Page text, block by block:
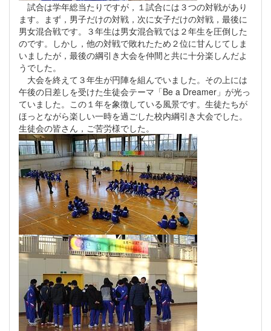
試合は学年総当たりですが，１試合には３つの対戦があり
ます。まず，男子だけの対戦，次に女子だけの対戦，最後に
男女混合戦です。３年生は男女混合戦では２年生を圧倒した
のです。しかし，他の対戦で敗れたため２位に甘んじてしま
いましたが，最後の綱引き大会を仲間と共に十分楽しんだよ
うでした。
大会を終えて３年生が円陣を組んでいました。その上には
午後の日差しを受けた生徒会テーマ「Be a Dreamer」が光っ
ていました。この１年を象徴している風景です。生徒たちが
ほっとながら楽しい一時を過ごした校内綱引き大会でした。
生徒会の皆さん，ご苦労様でした。